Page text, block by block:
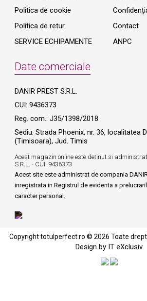
Politica de cookie
Politica de retur
SERVICE ECHIPAMENTE
Contact
ANPC
Date comerciale
DANIR PREST S.R.L.
CUI: 9436373
Reg. com.: J35/1398/2018
Sediu: Strada Phoenix, nr. 36, localitatea
(Timisoara), Jud. Timis
Acest magazin online este detinut si administrat
S.R.L. - CUI: 9436373
Acest site este administrat de compania DANIR
inregistrata in Registrul de evidenta a
caracter personal.
Copyright totulperfect.ro © 2026 Toate
Design by IT eXclusiv